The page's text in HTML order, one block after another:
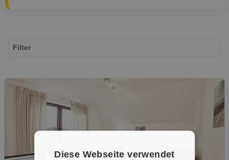
Filter
Diese Webseite verwendet